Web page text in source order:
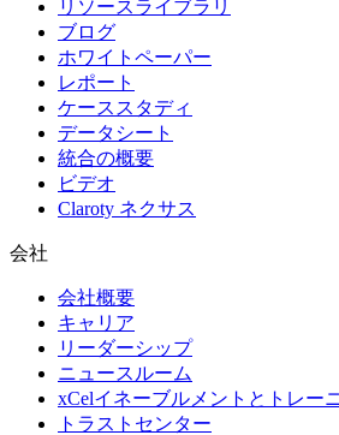
リソースライブラリ
ブログ
ホワイトペーパー
レポート
ケーススタディ
データシート
統合の概要
ビデオ
Claroty ネクサス
会社
会社概要
キャリア
リーダーシップ
ニュースルーム
xCelイネーブルメントとトレー
トラストセンター